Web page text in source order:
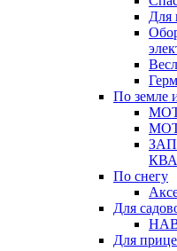
Для
По земле
По снегу
Для
Для